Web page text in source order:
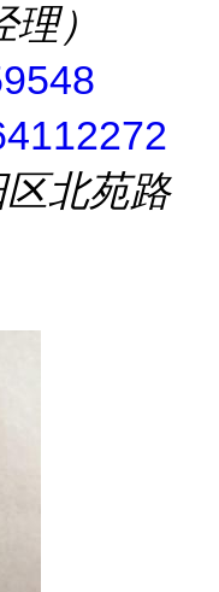
）
北苑路